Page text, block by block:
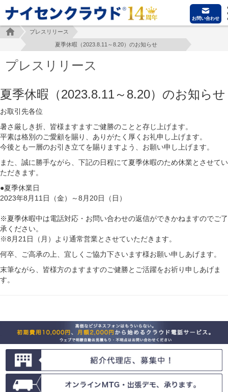
お問い合わせ
プレスリリース
夏季休暇（2023.8.11～8.20）のお知らせ
プレスリリース
夏季休暇（2023.8.11～8.20）のお知らせ
お取引先各位
暑さ厳しき折、皆様ますますご健勝のことと存じ上げます。
平素は格別のご愛顧を賜り、ありがたく厚くお礼申し上げます。
今後とも一層のお引き立てを賜りますよう、お願い申し上げます。
また、誠に勝手ながら、下記の日程にて夏季休暇のため休業とさせてい
ただきます。
●夏季休業日
2023年8月11日（金）～8月20日（日）
※夏季休暇中は電話対応・お問い合わせの返信ができかねますのでご了
承ください。
※8月21日（月）より通常営業とさせていただきます。
何卒、ご高承の上、宜しくご協力下さいます様お願い申しあげます。
末筆ながら、皆様方のますますのご健勝とご活躍をお祈り申しあげま
す。